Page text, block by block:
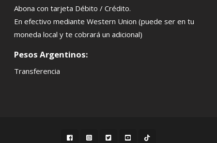
Abona con tarjeta Débito / Crédito.
En efectivo mediante Western Union (puede ser en tu
moneda local y te cobrará un adicional)
Pesos Argentinos:
Transferencia